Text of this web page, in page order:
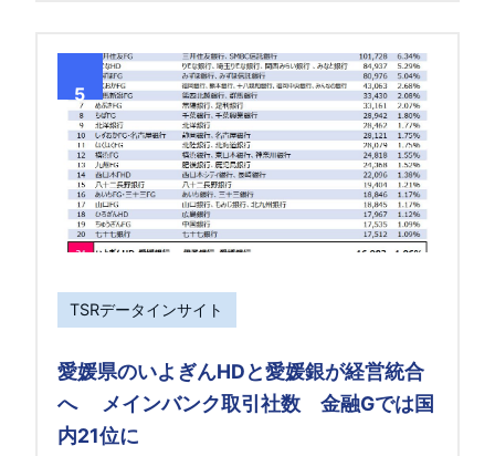
5
TSRデータインサイト
愛媛県のいよぎんHDと愛媛銀が経営統合
へ メインバンク取引社数 金融Gでは国
内21位に